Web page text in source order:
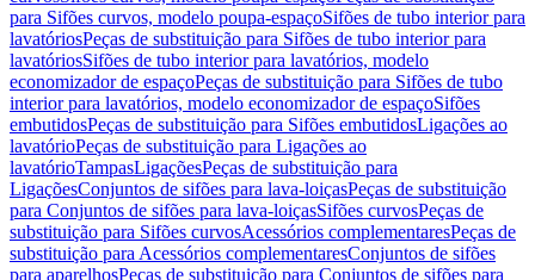
para Sifões curvos, modelo poupa-espaçoSifões de tubo interior para
lavatóriosPeças de substituição para Sifões de tubo interior para
lavatóriosSifões de tubo interior para lavatórios, modelo
economizador de espaçoPeças de substituição para Sifões de tubo
interior para lavatórios, modelo economizador de espaçoSifões
embutidosPeças de substituição para Sifões embutidosLigações ao
lavatórioPeças de substituição para Ligações ao
lavatórioTampasLigaçõesPeças de substituição para
LigaçõesConjuntos de sifões para lava-loiçasPeças de substituição
para Conjuntos de sifões para lava-loiçasSifões curvosPeças de
substituição para Sifões curvosAcessórios complementaresPeças de
substituição para Acessórios complementaresConjuntos de sifões
para aparelhosPeças de substituição para Conjuntos de sifões para